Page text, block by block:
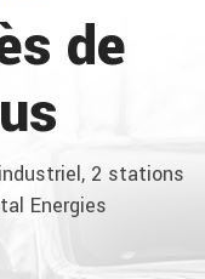
de
2 stations
Energies